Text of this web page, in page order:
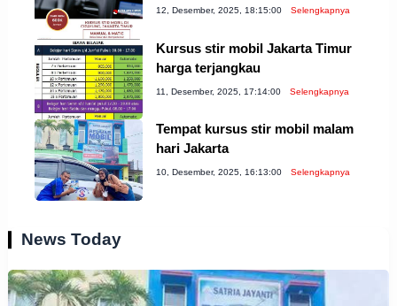
12, Desember, 2025, 18:15:00 Selengkapnya
Kursus stir mobil Jakarta Timur
harga terjangkau
11, Desember, 2025, 17:14:00 Selengkapnya
Tempat kursus stir mobil malam
hari Jakarta
10, Desember, 2025, 16:13:00 Selengkapnya
News Today